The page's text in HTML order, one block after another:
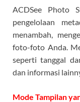
ACDSee Photo
pengelolaan
menambah,
foto-foto Anda.
seperti tanggal
dan informasi
Mode Tampilan